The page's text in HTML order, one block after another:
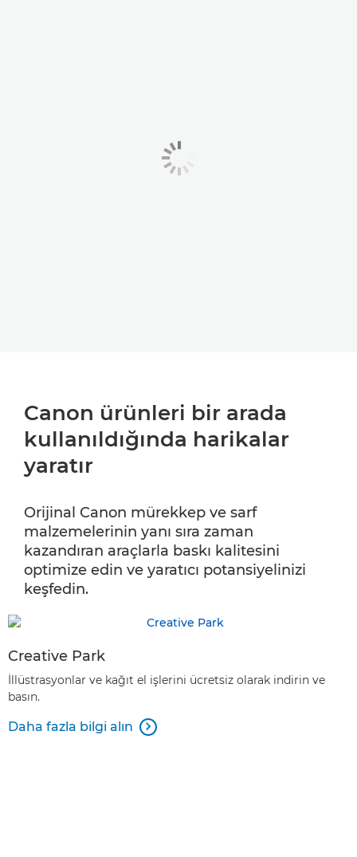
Canon ürünleri bir arada
kullanıldığında harikalar
yaratır
Orijinal Canon mürekkep ve sarf
malzemelerinin yanı sıra zaman
kazandıran araçlarla baskı kalitesini
optimize edin ve yaratıcı potansiyelinizi
keşfedin.
Creative Park
İllüstrasyonlar ve kağıt el işlerini ücretsiz olarak indirin ve
basın.
Daha fazla bilgi alın 